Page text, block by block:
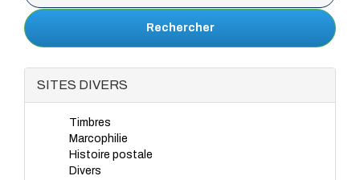
Rechercher
SITES DIVERS
Timbres
Marcophilie
Histoire postale
Divers